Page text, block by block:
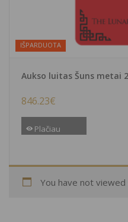
IŠPARDUOTA
Aukso luitas Šuns metai
846.23€
Plačiau
You have not